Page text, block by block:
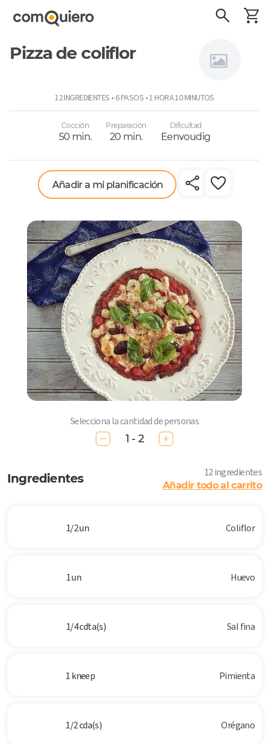
Pizza de coliflor
12 INGREDIENTES • 6 PASOS • 1 HORA 10 MINUTOS
Cocción
50 min.
Preparación
20 min.
Dificultad
Eenvoudig
Añadir a mi planificación
Selecciona la cantidad de personas
1 - 2
Ingredientes 12 ingredientes
Añadir todo al carrito
1/2 un Coliflor
1 un Huevo
1/4 cdta(s) Sal fina
1 kneep Pimienta
1/2 cda(s) Orégano